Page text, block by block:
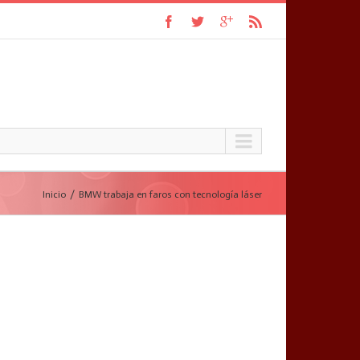
Inicio BMW trabaja en faros con tecnología láser